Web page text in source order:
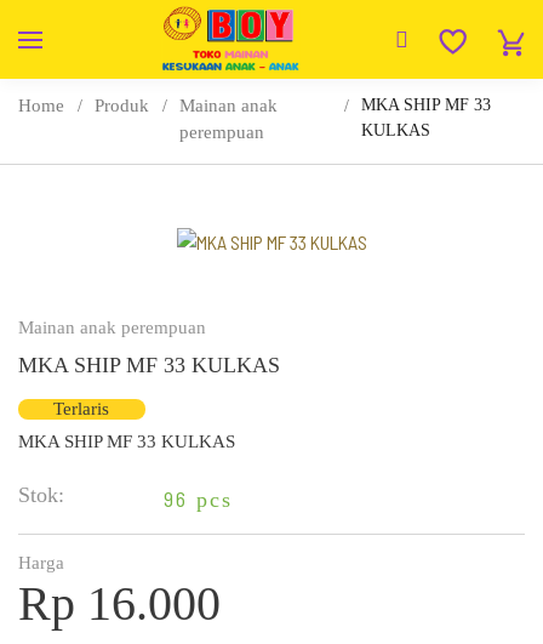
Home Produk
Mainan anak
perempuan
MKA SHIP MF 33
KULKAS
Mainan anak perempuan
MKA SHIP MF 33 KULKAS
Terlaris
MKA SHIP MF 33 KULKAS
Stok: 96 pcs
Harga
Rp 16.000